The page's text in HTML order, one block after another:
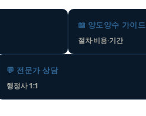
📖 양도양수 가이드
절차·비용·기간
💬 전문가 상담
행정사 1:1